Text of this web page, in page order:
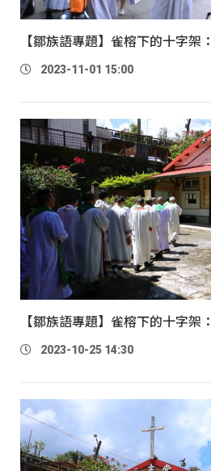
【鄒族語專題】雀榕下的十字架
2023-11-01 15:00
【鄒族語專題】雀榕下的十字架
2023-10-25 14:30